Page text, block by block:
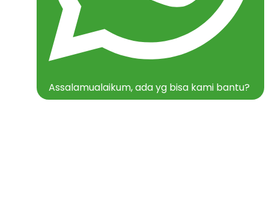
Assalamualaikum, ada yg bisa kami bantu?